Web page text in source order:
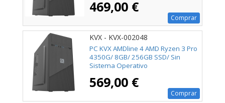
469,00 €
Comprar
KVX - KVX-002048
PC KVX AMDline 4 AMD Ryzen 3 Pro
4350G/ 8GB/ 256GB SSD/ Sin
Sistema Operativo
569,00 €
Comprar